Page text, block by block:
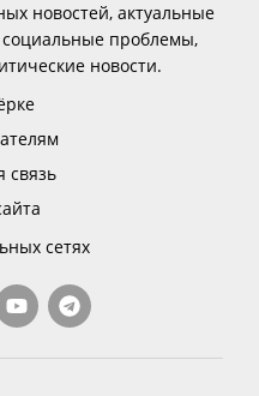
новостей, актуальные
проблемы,
новости.
связь
сетях